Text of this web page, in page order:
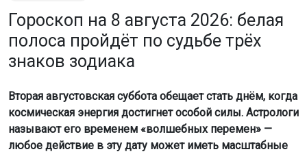
Гороскоп на 8 августа 2026: белая
полоса пройдёт по судьбе трёх
знаков зодиака
Вторая августовская суббота обещает стать днём, когда
космическая энергия достигнет особой силы. Астрологи
называют его временем «волшебных перемен» —
любое действие в эту дату может иметь масштабные